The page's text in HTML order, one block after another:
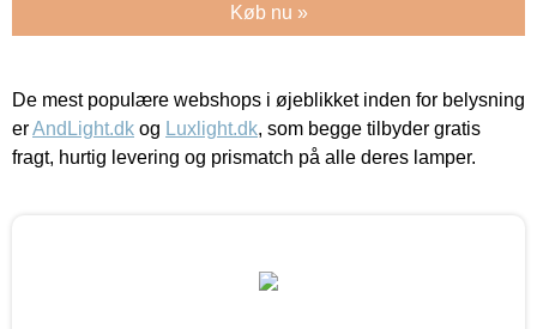
Køb nu »
De mest populære webshops i øjeblikket inden for belysning
erAndLight.dk og Luxlight.dk, som begge tilbyder gratis
fragt, hurtig levering og prismatch på alle deres lamper.